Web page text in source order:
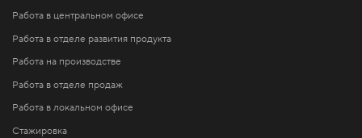
Работа в центральном офисе
Работа в отделе развития продукта
Работа на производстве
Работа в отделе продаж
Работа в локальном офисе
Стажировка